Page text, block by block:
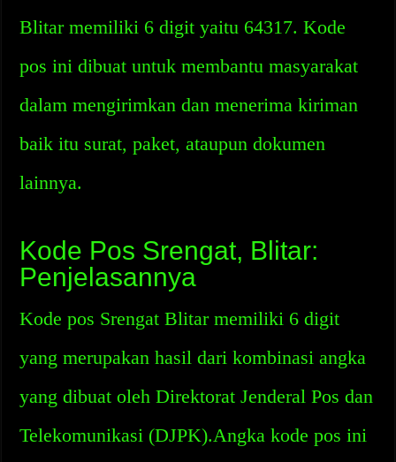
Blitar memiliki 6 digit yaitu 64317. Kode
pos ini dibuat untuk membantu masyarakat
dalam mengirimkan dan menerima kiriman
baik itu surat, paket, ataupun dokumen
lainnya.
Kode Pos Srengat, Blitar:
Penjelasannya
Kode pos Srengat Blitar memiliki 6 digit
yang merupakan hasil dari kombinasi angka
yang dibuat oleh Direktorat Jenderal Pos dan
Telekomunikasi (DJPK).Angka kode pos ini